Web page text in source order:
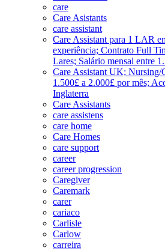
care
Care Asistants
care assistant
Care Assistant para 1 LAR
experiência; Contrato Full
Lares; Salário mensal entre
Care Assistant UK; Nursing/
1.500£ a 2.000£ por mês;
Inglaterra
Care Assistants
care assistens
care home
Care Homes
care support
career
career progression
Caregiver
Caremark
carer
cariaco
Carlisle
Carlow
carreira